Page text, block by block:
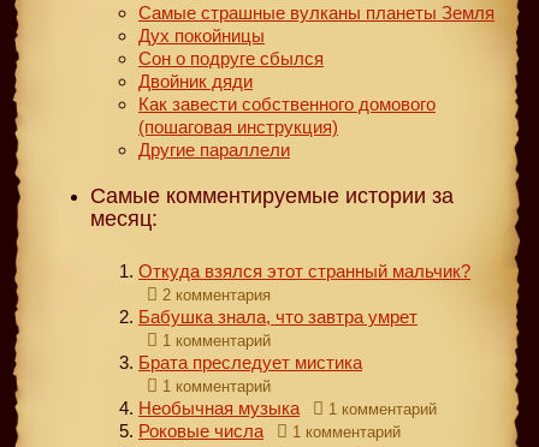
Самые страшные вулканы планеты Земля
Дух покойницы
Сон о подруге сбылся
Двойник дяди
Как завести собственного домового
(пошаговая инструкция)
Другие параллели
Самые комментируемые истории за
месяц:
Откуда взялся этот странный мальчик?
2 комментария
Бабушка знала, что завтра умрет
1 комментарий
Брата преследует мистика
1 комментарий
Необычная музыка 1 комментарий
Роковые числа 1 комментарий